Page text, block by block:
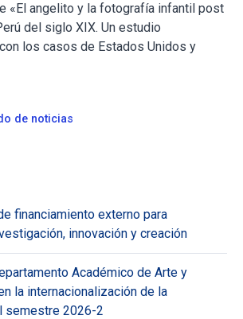
«El angelito y la fotografía infantil post
del siglo XIX. Un estudio
los casos de Estados Unidos y
de noticias
financiamiento externo para
innovación y creación
Académico de Arte y
la internacionalización de la
semestre 2026-2